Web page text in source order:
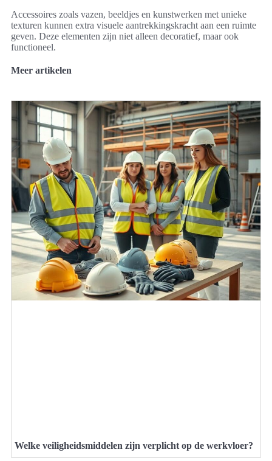
Accessoires zoals vazen, beeldjes en kunstwerken met unieke
texturen kunnen extra visuele aantrekkingskracht aan een ruimte
geven. Deze elementen zijn niet alleen decoratief, maar ook
functioneel.
Meer artikelen
Welke veiligheidsmiddelen zijn verplicht op de werkvloer?